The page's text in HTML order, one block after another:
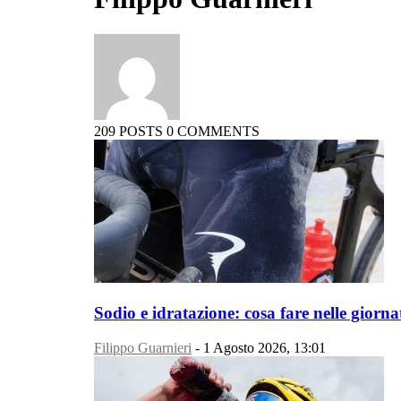
209 POSTS 0 COMMENTS
Sodio e idratazione: cosa fare nelle
Filippo Guarnieri - 1 Agosto 2026, 13:01